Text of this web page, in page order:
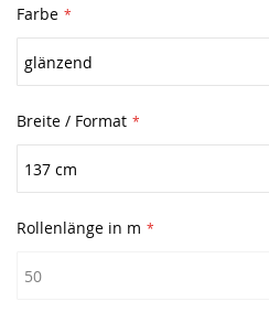
Farbe
Breite / Format
Rollenlänge in m